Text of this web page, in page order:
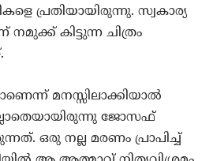
പ്രതിയായിരുന്നു. സ്വകാര്യ
നമുക്ക് കിട്ടുന്ന ചിത്രം
മനസ്സിലാക്കിയാല്‍
ജോസഫ്
ഒരു നല്ല മരണം പ്രാപിച്ച്